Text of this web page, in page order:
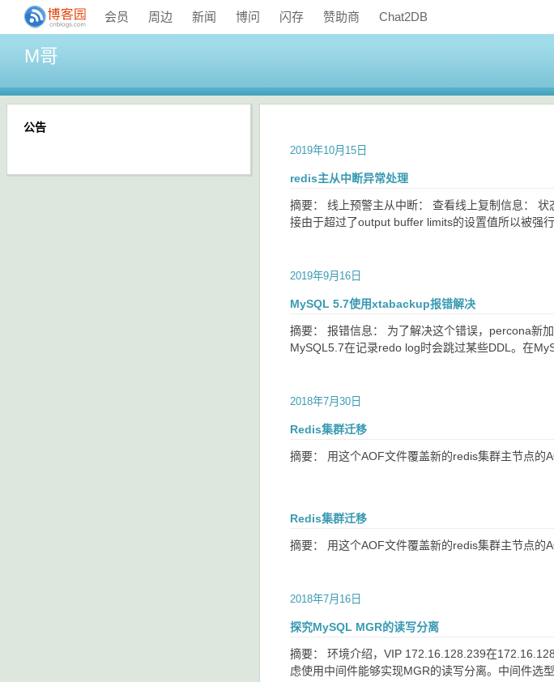
会员 周边 新闻 博问 闪存 赞助商 Chat2DB
M哥
2019年10月15日
redis主从中断异常处理
摘要： 线上预警主从中断： 查看线上复制信息：
接由于超过了output buffer limits的设置值所以被强
2019年9月16日
MySQL 5.7使用xtabackup报错解决
摘要： 报错信息： 为了解决这个错误，percona新
MySQL5.7在记录redo log时会跳过某些DDL。在
2018年7月30日
Redis集群迁移
摘要： 用这个AOF文件覆盖新的redis集群主节点的
Redis集群迁移
摘要： 用这个AOF文件覆盖新的redis集群主节点的
2018年7月16日
探究MySQL MGR的读写分离
摘要： 环境介绍，VIP 172.16.128.239在
虑使用中间件能够实现MGR的读写分离。中间件选
公告